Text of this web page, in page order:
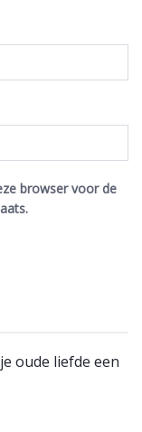
browser voor de
oude liefde een